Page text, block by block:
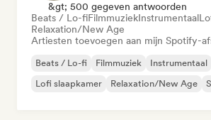
&gt; 500 gegeven antwoorden
Beats / Lo-fiFilmmuziekInstrumentaal
Relaxation/New Age
Artiesten toevoegen aan mijn Spotify-
Beats / Lo-fi Filmmuziek
Instrumentaal
Lofi slaapkamer
Relaxation/New Age